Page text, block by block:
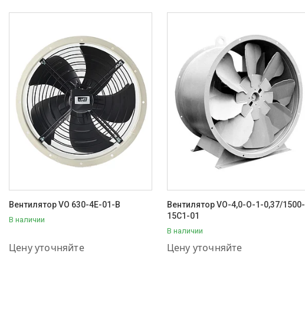
Вентилятор VO 630-4E-01-B
В наличии
Цену уточняйте
+7 (707) 111-57-56
Вентилятор VO-4,0-О-1-0,37/1500-
15C1-01
В наличии
Цену уточняйте
+7 (707) 111-57-56